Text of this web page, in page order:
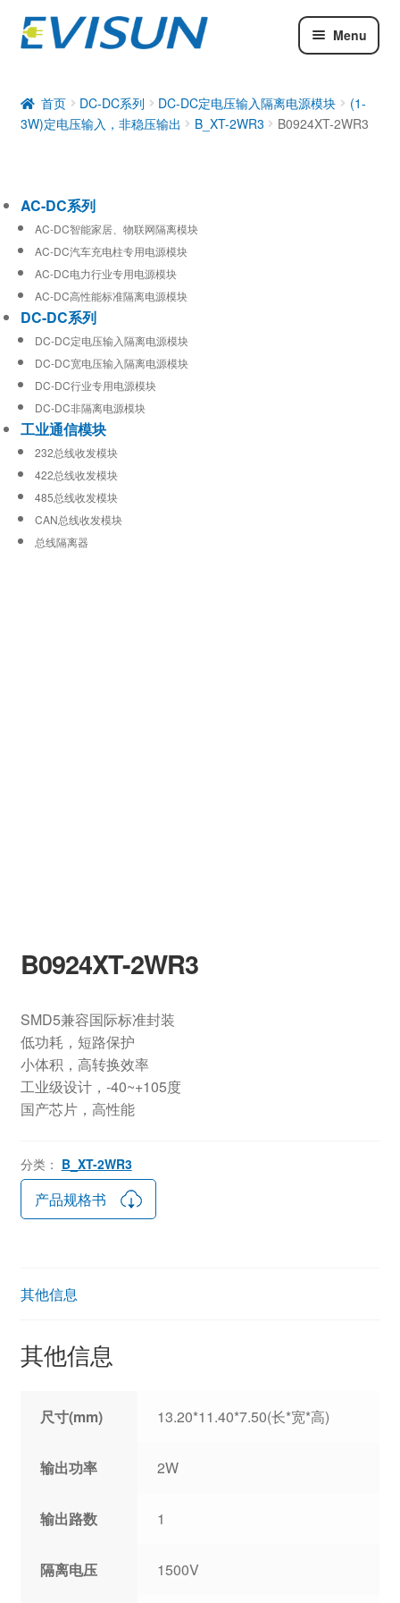
Menu
DC-DC系列
工业通信模块
首页 DC-DC系列 DC-DC定电压输入隔离电源模块
(1-
3W)定电压输入，非稳压输出
B_XT-2WR3 B0924XT-2WR3
B0924XT-2WR3
SMD5兼容国际标准封装
低功耗，短路保护
小体积，高转换效率
工业级设计，-40~+105度
国产芯片，高性能
分类： B_XT-2WR3
产品规格书
其他信息
其他信息
尺寸(mm) 13.20*11.40*7.50(长*宽*高)
输出功率 2W
输出路数 1
隔离电压 1500V
AC-DC系列
AC-DC智能家居、物联网隔离模块
AC-DC汽车充电柱专用电源模块
AC-DC电力行业专用电源模块
AC-DC高性能标准隔离电源模块
DC-DC系列
DC-DC定电压输入隔离电源模块
DC-DC宽电压输入隔离电源模块
DC-DC行业专用电源模块
DC-DC非隔离电源模块
工业通信模块
232总线收发模块
422总线收发模块
485总线收发模块
CAN总线收发模块
总线隔离器